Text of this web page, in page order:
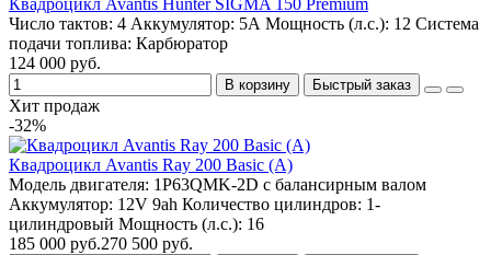
Число тактов: 4 Аккумулятор: 5А Мощность (л.с.): 12 Система
подачи топлива: Карбюратор
124 000 руб.
В корзину Быстрый заказ
Хит продаж
-32%
Квадроцикл Avantis Ray 200 Basic (А)
Модель двигателя: 1P63QMK-2D с балансирным валом
Аккумулятор: 12V 9ah Количество цилиндров: 1-
цилиндровый Мощность (л.с.): 16
185 000 руб.270 500 руб.